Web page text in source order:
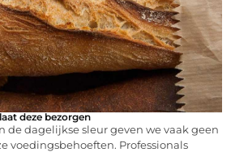
deze bezorgen
de dagelijkse sleur geven we vaak geen
voedingsbehoeften. Professionals